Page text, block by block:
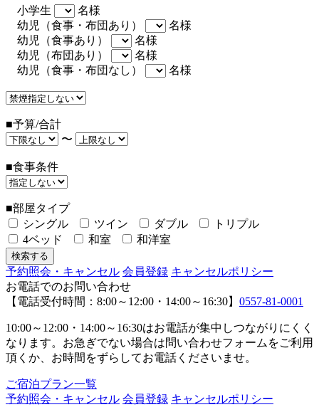
小学生
名様
幼児（食事・布団あり）
名様
幼児（食事あり）
名様
幼児（布団あり）
名様
幼児（食事・布団なし）
名様
■予算/合計
〜
■食事条件
■部屋タイプ
シングル
ツイン ダブル
トリプル
4ベッド
和室 和洋室
予約照会・キャンセル 会員登録 キャンセルポリシー
お電話でのお問い合わせ
【電話受付時間：8:00～12:00・14:00～16:30】 0557-81-0001
10:00～12:00・14:00～16:30はお電話が集中しつながりにくく
なります。お急ぎでない場合は問い合わせフォームをご利用
頂くか、お時間をずらしてお電話くださいませ。
ご宿泊プラン一覧
予約照会・キャンセル 会員登録 キャンセルポリシー